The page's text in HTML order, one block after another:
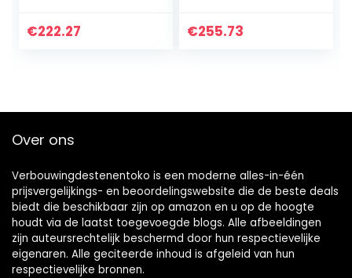
draaimoment: 200
Connect Ready,
oplader, in L-
€222.27 €255.73
Over ons
Verbouwingdestenentoko is een moderne alles-in-één
prijsvergelijkings- en beoordelingswebsite die de beste deals
biedt die beschikbaar zijn op amazon en u op de hoogte
houdt via de laatst toegevoegde blogs. Alle afbeeldingen
zijn auteursrechtelijk beschermd door hun respectievelijke
eigenaren. Alle geciteerde inhoud is afgeleid van hun
respectievelijke bronnen.